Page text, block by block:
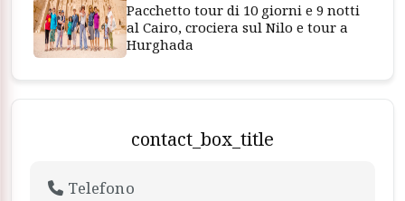
Pacchetto tour di 10 giorni e 9 notti
al Cairo, crociera sul Nilo e tour a
Hurghada
contact_box_title
Telefono